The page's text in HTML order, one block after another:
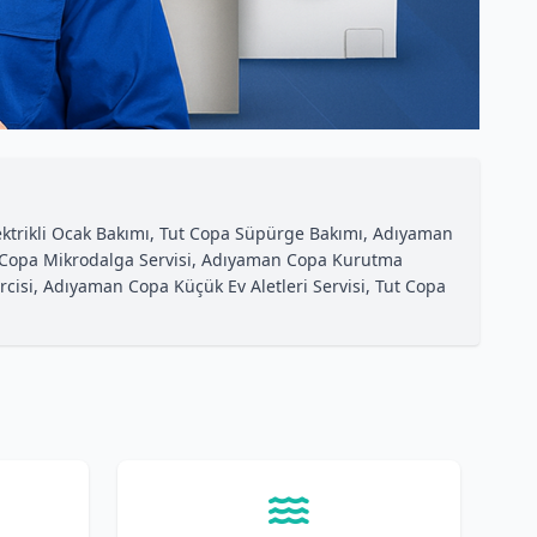
Ocak Bakımı, Tut Copa Süpürge Bakımı, Adıyaman
Mikrodalga Servisi, Adıyaman Copa Kurutma
Adıyaman Copa Küçük Ev Aletleri Servisi, Tut Copa